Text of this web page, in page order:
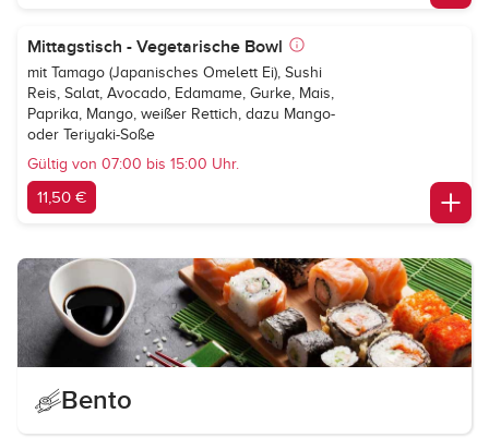
Mittagstisch - Vegetarische Bowl
mit Tamago (Japanisches Omelett Ei), Sushi
Reis, Salat, Avocado, Edamame, Gurke, Mais,
Paprika, Mango, weißer Rettich, dazu Mango-
oder Teriyaki-Soße
Gültig von 07:00 bis 15:00 Uhr.
11,50 €
Bento